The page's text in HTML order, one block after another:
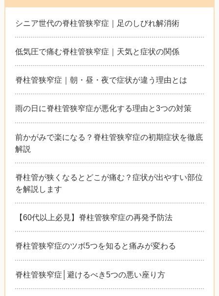
シニア世代の脊柱管狭窄症｜足のしびれ解消術
低気圧で痛む脊柱管狭窄症｜天気と症状の関係
脊柱管狭窄症｜朝・昼・夜で症状が違う理由とは
雨の日に脊柱管狭窄症が悪化する理由と3つの対策
前かがみで楽になる？脊柱管狭窄症の初期症状を徹底
解説
脊柱管が狭くなるとどこが痛む？症状が出やすい部位
を解説します
【60代以上必見】脊柱管狭窄症の再発予防法
脊柱管狭窄症のツボ5つを知ると痛みが変わる
脊柱管狭窄症│避けるべき5つの悪い座り方